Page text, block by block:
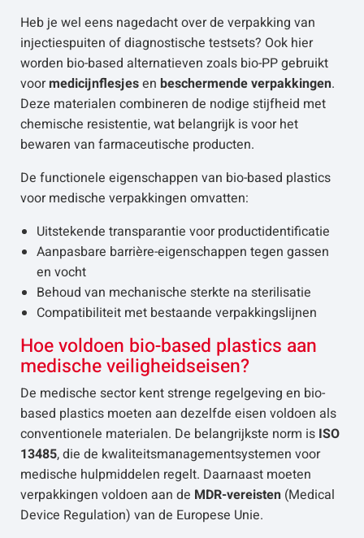
Heb je wel eens nagedacht over de verpakking van
injectiespuiten of diagnostische testsets? Ook hier
worden bio-based alternatieven zoals bio-PP gebruikt
voormedicijnflesjesen beschermende verpakkingen.
Deze materialen combineren de nodige stijfheid met
chemische resistentie, wat belangrijk is voor het
bewaren van farmaceutische producten.
De functionele eigenschappen van bio-based plastics
voor medische verpakkingen omvatten:
Uitstekende transparantie voor productidentificatie
Aanpasbare barrière-eigenschappen tegen gassen
en vocht
Behoud van mechanische sterkte na sterilisatie
Compatibiliteit met bestaande verpakkingslijnen
Hoe voldoen bio-based plastics aan
medische veiligheidseisen?
De medische sector kent strenge regelgeving en bio-
based plastics moeten aan dezelfde eisen voldoen als
conventionele materialen. De belangrijkste norm is ISO
13485, die de kwaliteitsmanagementsystemen voor
medische hulpmiddelen regelt. Daarnaast moeten
verpakkingen voldoen aan de MDR-vereisten (Medical
Device Regulation) van de Europese Unie.